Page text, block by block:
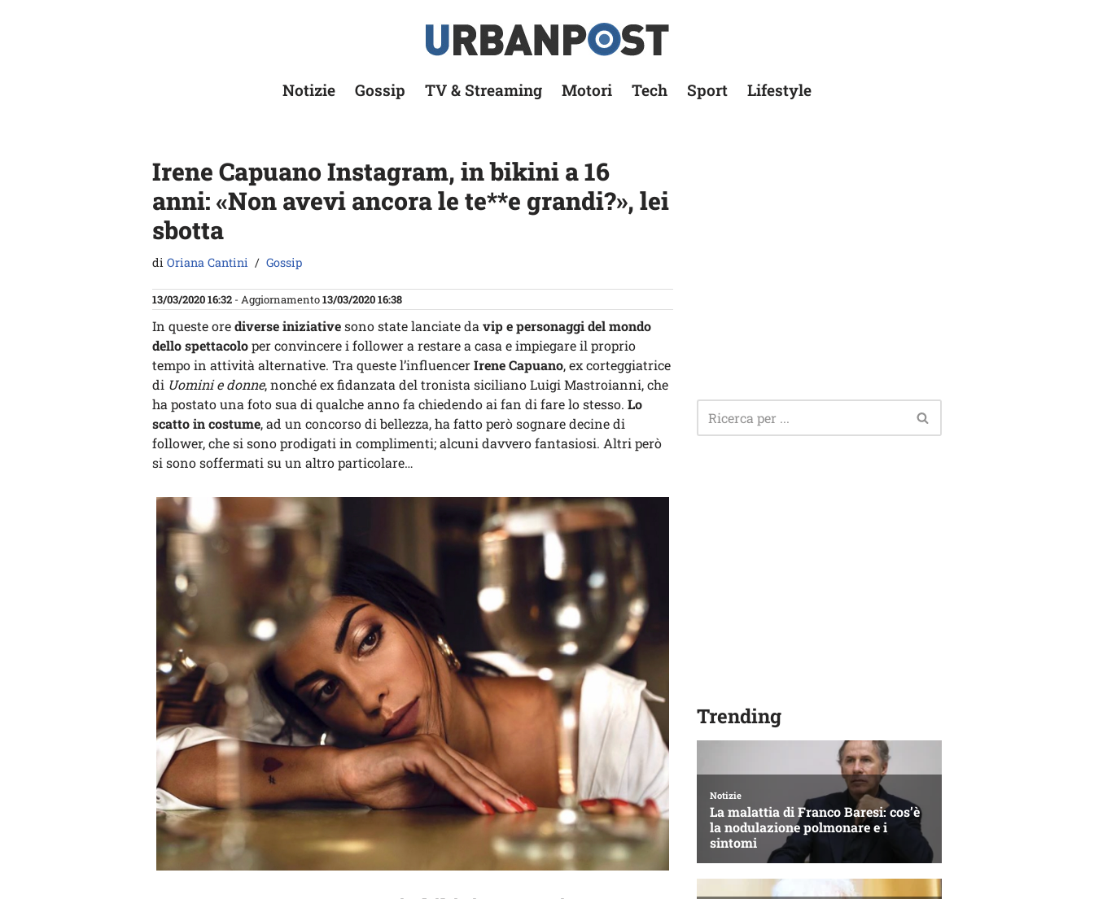
Notizie Gossip TV & Streaming Motori Tech Sport Lifestyle
Irene Capuano Instagram, in bikini a 16
anni: «Non avevi ancora le te**e grandi?», lei
sbotta
di Oriana Cantini Gossip
13/03/2020 16:32 - Aggiornamento13/03/2020 16:38
In queste orediverse iniziativesono state lanciate da vip e personaggi del mondo
dello spettacoloper convincere i follower a restare a casa e impiegare il proprio
tempo in attività alternative. Tra queste l’influencerIrene Capuano, ex corteggiatrice
di Uomini e donne, nonché ex fidanzata del tronista siciliano Luigi Mastroianni, che
ha postato una foto sua di qualche anno fa chiedendo ai fan di fare lo stesso. Lo
scatto in costume, ad un concorso di bellezza, ha fatto però sognare decine di
follower, che si sono prodigati in complimenti; alcuni davvero fantasiosi. Altri però
si sono soffermati su un altro particolare…
Trending